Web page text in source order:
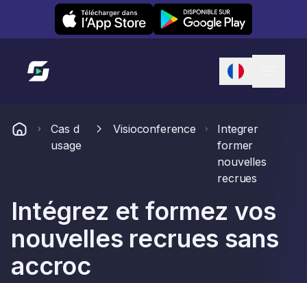
Leexi on iOS Leexi on Android
Lien vers l'accueil
Cas d
usage
Visioconference
Integrer
former
nouvelles
recrues
Intégrez et formez vos
nouvelles recrues sans
accroc